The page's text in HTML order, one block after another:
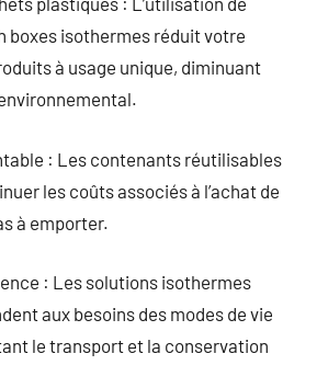
boxes isothermes réduit votre
à usage unique, diminuant
: Les contenants réutilisables
les coûts associés à l’achat de
à emporter.
: Les solutions isothermes
aux besoins des modes de vie
le transport et la conservation